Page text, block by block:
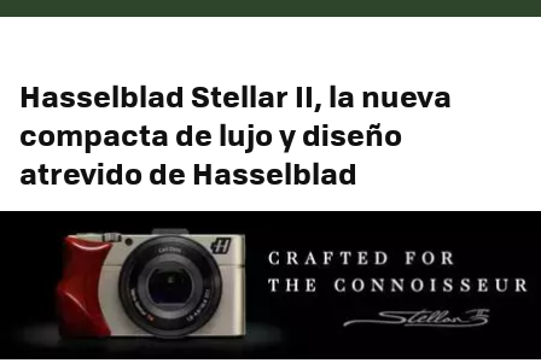
Hasselblad Stellar II, la nueva
compacta de lujo y diseño
atrevido de Hasselblad